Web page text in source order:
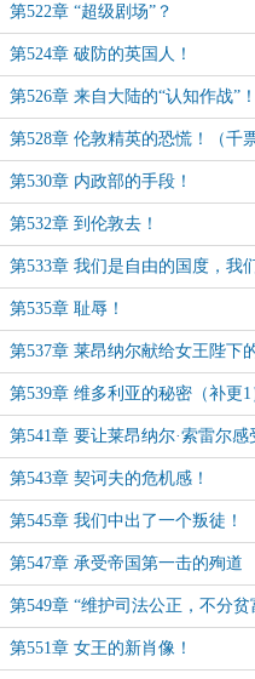
辱！
第522章 “超级剧场”？
第524章 破防的英国人！
第526章 来自大陆的“认知作战”！
第528章 伦敦精英的恐慌！（千
加更3）
第530章 内政部的手段！
第532章 到伦敦去！
第533章 我们是自由的国度，我
不可能做那种事！
第535章 耻辱！
第537章 莱昂纳尔献给女王陛下
礼物！
第539章 维多利亚的秘密（补更1
第541章 要让莱昂纳尔·索雷尔感
帝国的愤怒！
第543章 契诃夫的危机感！
第545章 我们中出了一个叛徒！
（千票加更4）
第547章 承受帝国第一击的殉道
者！
第549章 “维护司法公正，不分贫
贵贱！”
第551章 女王的新肖像！